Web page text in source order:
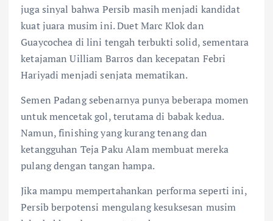
juga sinyal bahwa Persib masih menjadi kandidat
kuat juara musim ini. Duet Marc Klok dan
Guaycochea di lini tengah terbukti solid, sementara
ketajaman Uilliam Barros dan kecepatan Febri
Hariyadi menjadi senjata mematikan.
Semen Padang sebenarnya punya beberapa momen
untuk mencetak gol, terutama di babak kedua.
Namun, finishing yang kurang tenang dan
ketangguhan Teja Paku Alam membuat mereka
pulang dengan tangan hampa.
Jika mampu mempertahankan performa seperti ini,
Persib berpotensi mengulang kesuksesan musim